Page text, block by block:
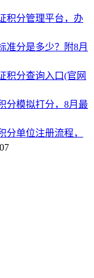
积分管理平台，办
准分是多少？附8月
积分查询入口(官网
分模拟打分，8月最
分单位注册流程，